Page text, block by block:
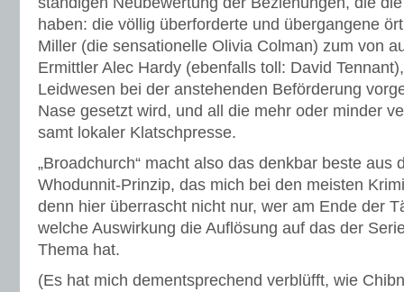
haben: die völlig überforderte und übergangene
Miller (die sensationelle Olivia Colman) zum von
Ermittler Alec Hardy (ebenfalls toll: David
Leidwesen bei der anstehenden Beförderung
Nase gesetzt wird, und all die mehr oder minder
samt lokaler Klatschpresse.
„Broadchurch“ macht also das denkbar beste aus
Whodunnit-Prinzip, das mich bei den meisten
denn hier überrascht nicht nur, wer am Ende der
welche Auswirkung die Auflösung auf das der
Thema hat.
(Es hat mich dementsprechend verblüfft, wie